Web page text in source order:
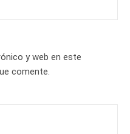
y web en este
comente.